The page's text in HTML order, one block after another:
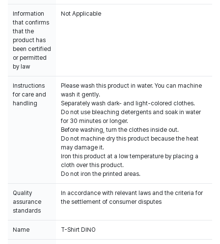
Information
that confirms
that the
product has
been certified
or permitted
by law
Not Applicable
Instructions
for care and
handling
Please wash this product in water. You can machine
wash it gently.
Separately wash dark- and light-colored clothes.
Do not use bleaching detergents and soak in water
for 30 minutes or longer.
Before washing, turn the clothes inside out.
Do not machine dry this product because the heat
may damage it.
Iron this product at a low temperature by placing a
cloth over this product.
Do not iron the printed areas.
Quality
assurance
standards
In accordance with relevant laws and the criteria for
the settlement of consumer disputes
Name T-Shirt DINO